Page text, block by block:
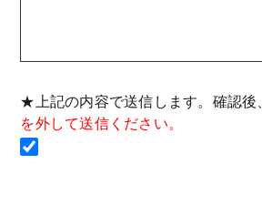
★上記の内容で送信します。確認後
を外して送信ください。